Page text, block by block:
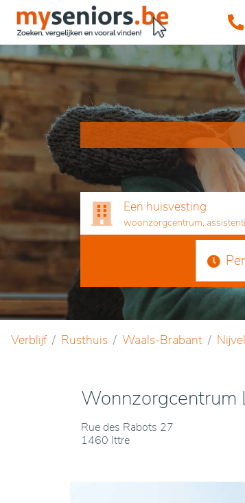
Een huisvesting
woonzorgcentrum,
Verblijf Rusthuis Waals-Brabant Nijvel
Wonnzorgcentrum
Rue des Rabots 27
1460 Ittre